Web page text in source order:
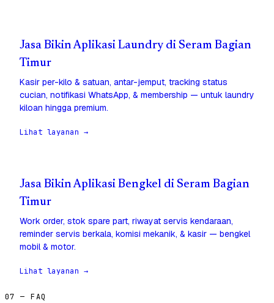
Jasa Bikin Aplikasi Laundry di Seram Bagian
Timur
Kasir per-kilo & satuan, antar-jemput, tracking status
cucian, notifikasi WhatsApp, & membership — untuk laundry
kiloan hingga premium.
Lihat layanan →
Jasa Bikin Aplikasi Bengkel di Seram Bagian
Timur
Work order, stok spare part, riwayat servis kendaraan,
reminder servis berkala, komisi mekanik, & kasir — bengkel
mobil & motor.
Lihat layanan →
07 — FAQ